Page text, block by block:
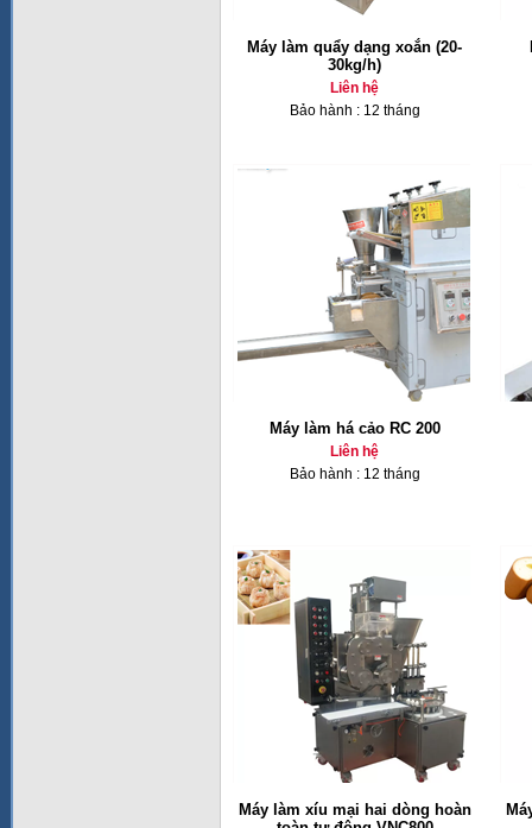
Máy làm quẩy dạng xoắn (20-
30kg/h)
Liên hệ
Bảo hành : 12 tháng
Máy làm há cảo RC 200
Liên hệ
Bảo hành : 12 tháng
Máy làm xíu mại hai dòng hoàn